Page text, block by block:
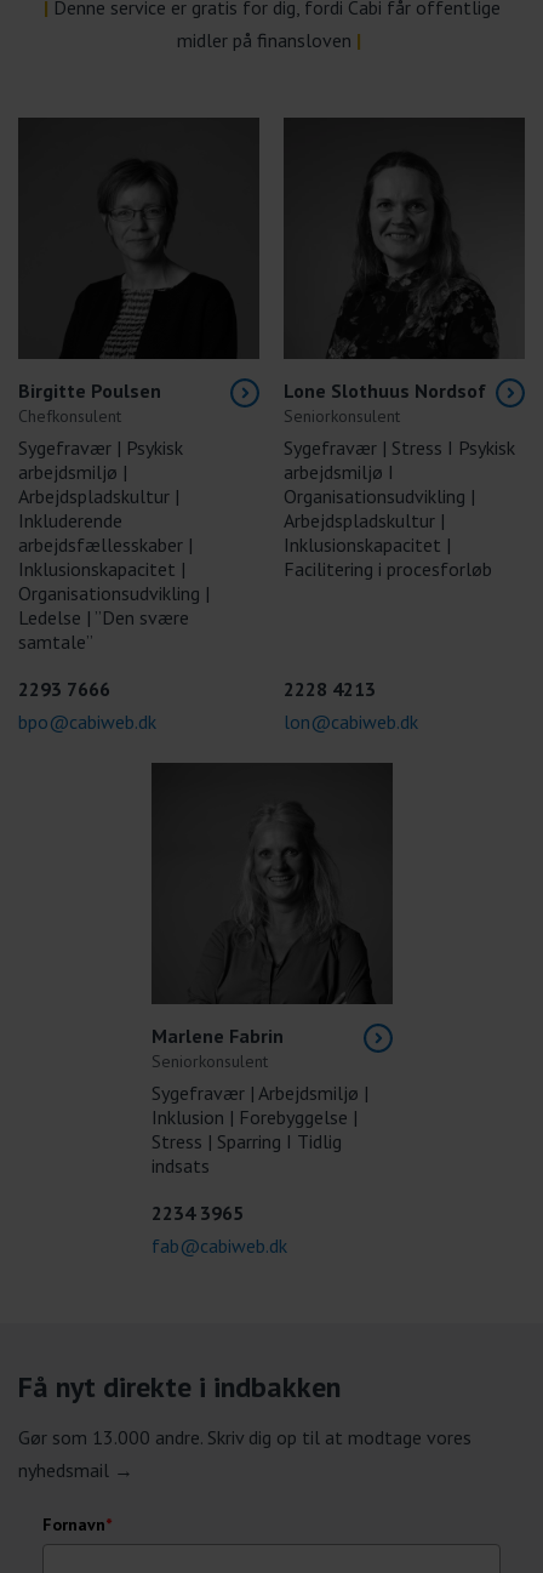
| Denne service er gratis for dig, fordi Cabi får offentlige
midler på finansloven |
Birgitte Poulsen
Chefkonsulent
Sygefravær | Psykisk
arbejdsmiljø |
Arbejdspladskultur |
Inkluderende
arbejdsfællesskaber |
Inklusionskapacitet |
Organisationsudvikling |
Ledelse | ”Den svære
samtale”
2293 7666
bpo@cabiweb.dk
Lone Slothuus Nordsof
Seniorkonsulent
Sygefravær | Stress I Psykisk
arbejdsmiljø I
Organisationsudvikling |
Arbejdspladskultur |
Inklusionskapacitet |
Facilitering i procesforløb
2228 4213
lon@cabiweb.dk
Marlene Fabrin
Seniorkonsulent
Sygefravær | Arbejdsmiljø |
Inklusion | Forebyggelse |
Stress | Sparring I Tidlig
indsats
2234 3965
fab@cabiweb.dk
Få nyt direkte i indbakken
Gør som 13.000 andre. Skriv dig op til at modtage vores
nyhedsmail →
Fornavn*